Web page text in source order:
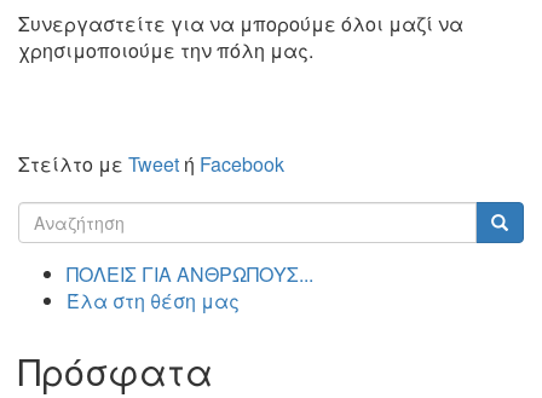
Συνεργαστείτε για να μπορούμε όλοι μαζί να
χρησιμοποιούμε την πόλη μας.
Στείλτο με Tweet ή Facebook
Φόρμα
αναζήτησης
ΠΟΛΕΙΣ ΓΙΑ ΑΝΘΡΩΠΟΥΣ...
Έλα στη θέση μας
Πρόσφατα